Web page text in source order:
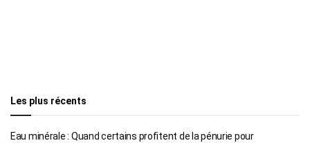
Les plus récents
Eau minérale : Quand certains profitent de la pénurie pour